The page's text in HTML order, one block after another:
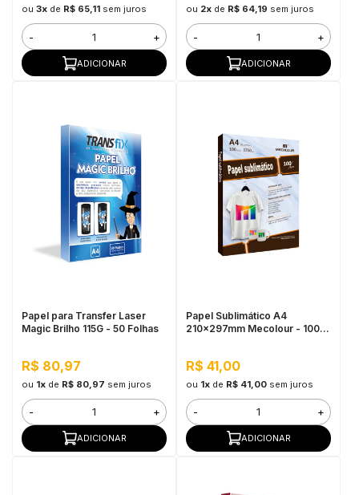
ou 3xde R$ 65,11 sem juros
- +
ADICIONAR
ou 2xde R$ 64,19 sem juros
- +
ADICIONAR
Papel para Transfer Laser
Magic Brilho 115G - 50 Folhas
R$ 80,97
ou 1xde R$ 80,97 sem juros
- +
ADICIONAR
Papel Sublimático A4
210x297mm Mecolour - 100
R$ 41,00
ou 1xde R$ 41,00 sem juros
- +
ADICIONAR